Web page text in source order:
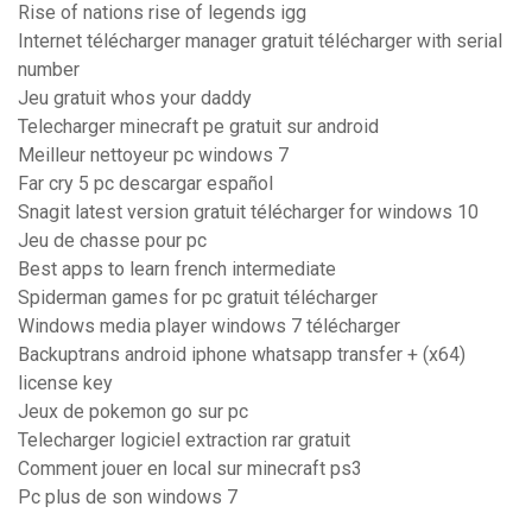
Rise of nations rise of legends igg
Internet télécharger manager gratuit télécharger with serial
number
Jeu gratuit whos your daddy
Telecharger minecraft pe gratuit sur android
Meilleur nettoyeur pc windows 7
Far cry 5 pc descargar español
Snagit latest version gratuit télécharger for windows 10
Jeu de chasse pour pc
Best apps to learn french intermediate
Spiderman games for pc gratuit télécharger
Windows media player windows 7 télécharger
Backuptrans android iphone whatsapp transfer + (x64)
license key
Jeux de pokemon go sur pc
Telecharger logiciel extraction rar gratuit
Comment jouer en local sur minecraft ps3
Pc plus de son windows 7